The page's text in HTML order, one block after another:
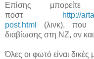
Επίσης
ποστ
http://
post.html
(λινκ), που
διαβίωσης στη ΝΖ, αν
Όλες οι φωτό είναι δικές